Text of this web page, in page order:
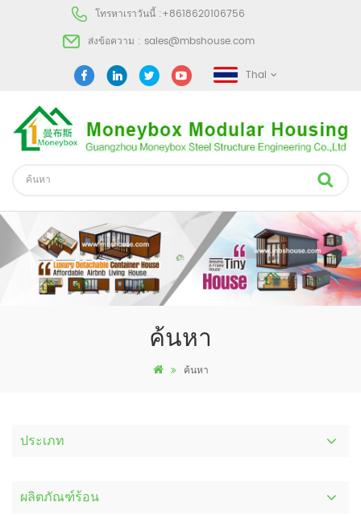
โทรหาเราวันนี้ :+8618620106756
ส่งข้อความ : sales@mbshouse.com
Thai
ค้นหา
ค้นหา
ประเภท
ผลิตภัณฑ์ร้อน